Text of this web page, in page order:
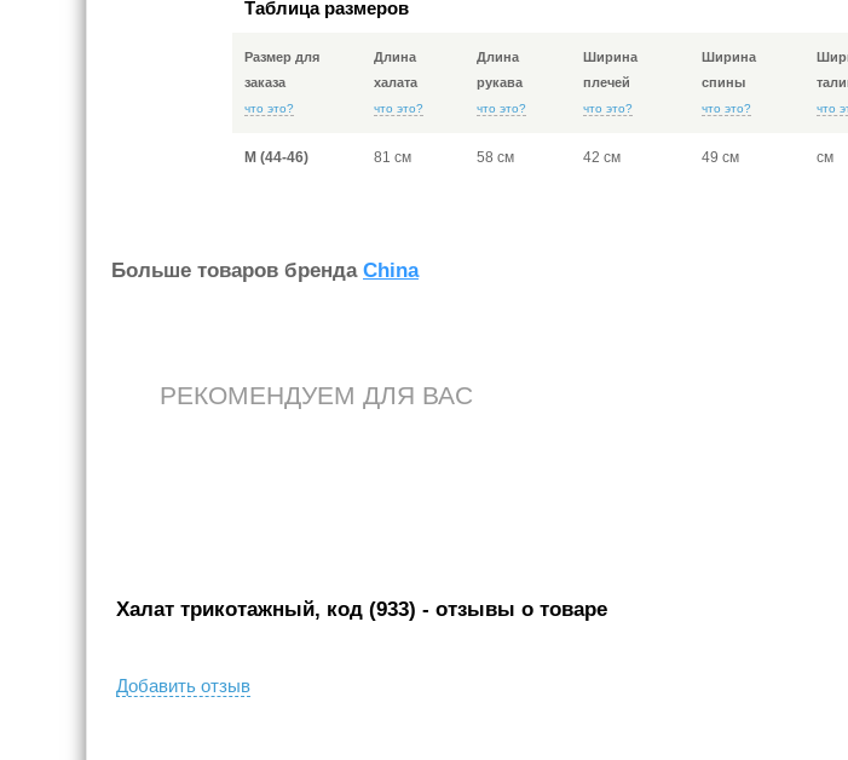
Таблица размеров
Размер для
заказа
что это?
Длина
халата
что это?
Длина
рукава
что это?
Ширина
плечей
что это?
Ширина
спины
что это? что
M (44-46) 81 см 58 см 42 см 49 см см
Больше товаров бренда China
РЕКОМЕНДУЕМ ДЛЯ ВАС
Халат трикотажный, код (933) - отзывы о товаре
Добавить отзыв